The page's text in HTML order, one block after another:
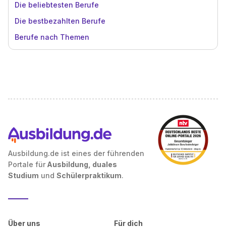
Die beliebtesten Berufe
Die bestbezahlten Berufe
Berufe nach Themen
Ausbildung.de ist eines der führenden
Portale für Ausbildung, duales
Studium und Schülerpraktikum.
Über uns
Für dich